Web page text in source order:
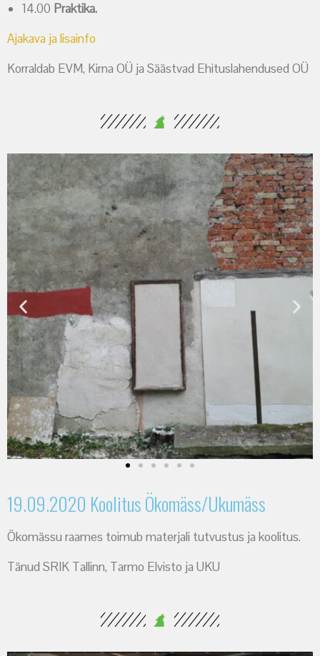
14.00 Praktika.
Ajakava ja lisainfo
Korraldab EVM, Kirna OÜ ja Säästvad Ehituslahendused OÜ
19.09.2020 Koolitus Ökomäss/Ukumäss
Ökomässu raames toimub materjali tutvustus ja koolitus.
Tänud SRIK Tallinn, Tarmo Elvisto ja UKU